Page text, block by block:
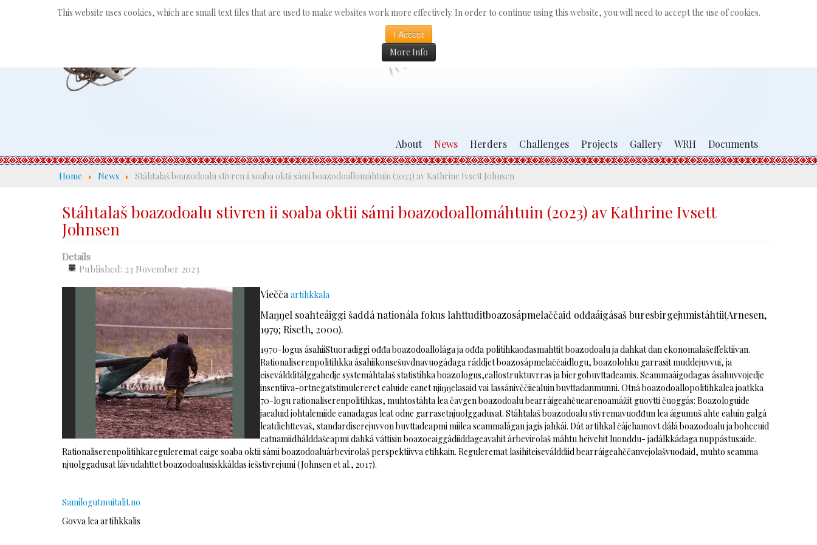
This website uses cookies, which are small text files that are used to make websites work more effectively. In order to continue using this website, you will need to accept the use of cookies.
I Accept
More Info
Search
About News Herders Challenges Projects Gallery WRH Documents
Home News Stáhtalaš boazodoalu stivren ii soaba oktii sámi boazodoallomáhtuin (2023) av Kathrine Ivsett Johnsen
Stáhtalaš boazodoalu stivren ii soaba oktii sámi boazodoallomáhtuin (2023) av Kathrine Ivsett
Johnsen
Details
Published: 23 November 2023
Viečča artihkkala
Maŋŋel soahteáiggi šaddá nationála fokus lahttuditboazosápmelaččaid ođđaáigásaš buresbirgejumistáhtii(Arnesen,
1979; Riseth, 2000).
1970-logus ásahiiStuoradiggi ođđa boazodoallolága ja ođđa politihkaođasmahttit boazodoalu ja dahkat dan ekonomalašeffektiivan.
Rationaliserenpolitihkka ásahiikonsešuvdnavuogádaga ráddjet boazosápmelaččaidlogu, boazolohku garrasit muddejuvvui, ja
eiseváldditálggahedje systemáhtalaš statistihka boazologus,eallostruktuvrras ja biergobuvttadeamis. Seammaáigodagas ásahuvvojedje
insentiiva-ortnegatstimulereret ealuide eanet njiŋŋelasaid vai lassánivččiiealuin buvttadanmunni. Otná boazodoallopolitihkalea joatkka
70-logu rationaliserenpolitihkas, muhtostáhta lea čavgen boazodoalu bearráigeahčuearenoamážit guovtti čuoggás: Boazologuide
jaealuid johtalemiide eanadagas leat odne garrasetnjuolggadusat. Stáhtalaš boazodoalu stivremavuođđun lea áigumuš ahte ealuin galgá
leatdiehttevaš, standardiserejuvvon buvttadeapmi miilea seammalágan jagis jahkái. Dát artihkal čájehamovt dálá boazodoalu ja bohccuid
eatnamiidhálddašeapmi dahká váttisin boazoeaiggádiiddageavahit árbevirolaš máhtu heivehit luonddu- jadálkkádaga nuppástusaide.
Rationaliserenpolitihkareguleremat eaige soaba oktii sámi boazodoaluárbevirolaš perspektiivva etihkain. Reguleremat lasihiteiseválddiid bearráigeahččanvejolašvuođaid, muhto seamma
njuolggadusat láivudahttet boazodoalusiskkáldas iešstivrejumi (Johnsen et al., 2017).
Samilogutmuitalit.no
Govva lea artihkkalis